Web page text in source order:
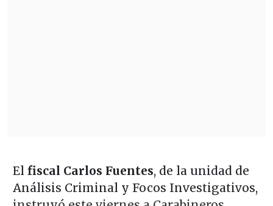
El fiscal Carlos Fuentes, de la unidad de
Análisis Criminal y Focos Investigativos,